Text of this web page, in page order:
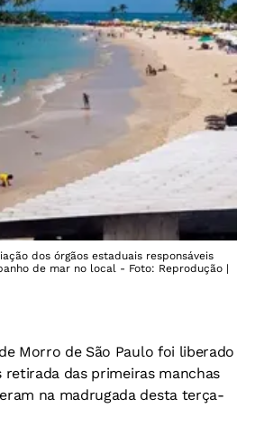
dos órgãos estaduais responsáveis
de mar no local - Foto: Reprodução |
Morro de São Paulo foi liberado
retirada das primeiras manchas
na madrugada desta terça-